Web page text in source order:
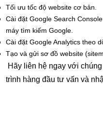
Tối ưu tốc độ website cơ bản.
Cài đặt Google Search
máy tìm kiếm Google.
Cài đặt Google Analytics theo
Tạo và gửi sơ đồ website
Hãy liên hệ ngay với
trình hàng đầu tư vấn và